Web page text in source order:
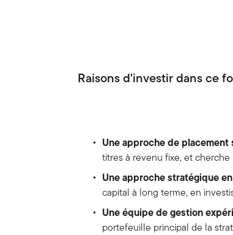
Raisons d'investir dans ce
Une approche de
titres à revenu fixe, et
Une approche stratégique
capital à long terme, en
Une équipe de gestion
portefeuille principal de la